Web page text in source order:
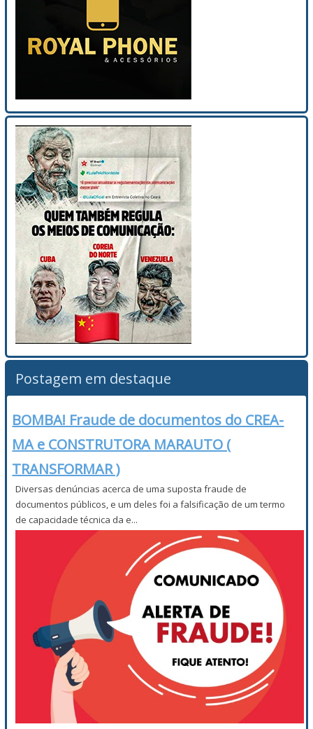
Postagem em destaque
BOMBA! Fraude de documentos do CREA-
MA e CONSTRUTORA MARAUTO (
TRANSFORMAR )
Diversas denúncias acerca de uma suposta fraude de
documentos públicos, e um deles foi a falsificação de um termo
de capacidade técnica da e...